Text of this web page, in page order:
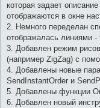
и
е
которая задает
отображаются в окне
2. Немного переделан
отображалась линиями -
3. Добавлен режим
(например ZigZag) с
4. Добавлены новые
SendInstantOrder и
5. Добавлены функции
6. Добавлен новый